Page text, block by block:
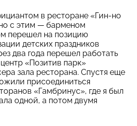
в ресторане «Гин-но
с этим — барменом
перешел на позицию
детских праздников
два года перешел работать
«Позитив парк»
зала ресторана. Спустя еще
присоединиться
«Гамбринус», где я был
одной, а потом двумя